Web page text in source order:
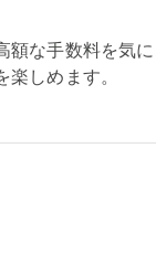
額な手数料を気に
しめます。